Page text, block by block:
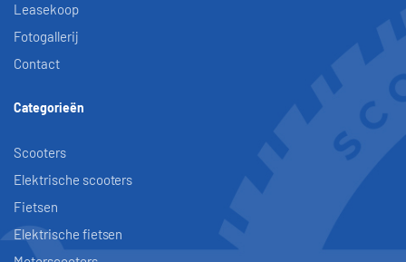
Leasekoop
Fotogallerij
Contact
Categorieën
Scooters
Elektrische scooters
Fietsen
Elektrische fietsen